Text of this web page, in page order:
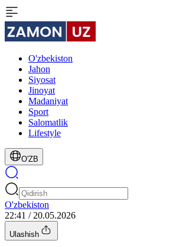
O'zbekiston
Jahon
Siyosat
Jinoyat
Madaniyat
Sport
Salomatlik
Lifestyle
O'ZB
O'zbekiston
22:41 / 20.05.2026
Ulashish